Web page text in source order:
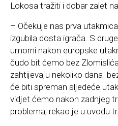
Lokosa tražiti i dobar zalet
– Očekuje nas prva
izgubila dosta igrača. S
umorni nakon europske
čudo bit ćemo bez
zahtijevaju nekoliko dana
će biti spreman sljedeće
vidjet ćemo nakon zadnjeg
problema, rekao je u uvodu